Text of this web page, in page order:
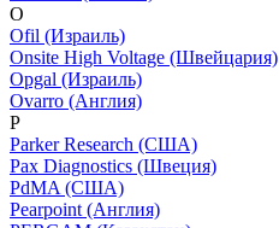
O
Ofil (Израиль)
Onsite High Voltage (Швейцария)
Opgal (Израиль)
Ovarro (Англия)
P
Parker Research (США)
Pax Diagnostics (Швеция)
PdMA (США)
Pearpoint (Англия)